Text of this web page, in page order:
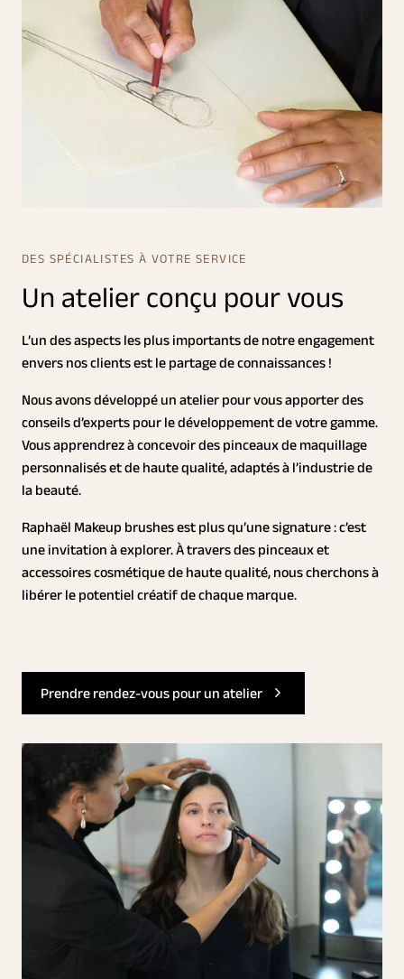
DES SPÉCIALISTES À VOTRE SERVICE
Un atelier conçu pour vous
L’un des aspects les plus importants de notre engagement
envers nos clients est le partage de connaissances !
Nous avons développé un atelier pour vous apporter des
conseils d’experts pour le développement de votre gamme.
Vous apprendrez à concevoir des pinceaux de maquillage
personnalisés et de haute qualité, adaptés à l’industrie de
la beauté.
Raphaël Makeup brushes est plus qu’une signature : c’est
une invitation à explorer. À travers des pinceaux et
accessoires cosmétique de haute qualité, nous cherchons à
libérer le potentiel créatif de chaque marque.
Prendre rendez-vous pour un atelier